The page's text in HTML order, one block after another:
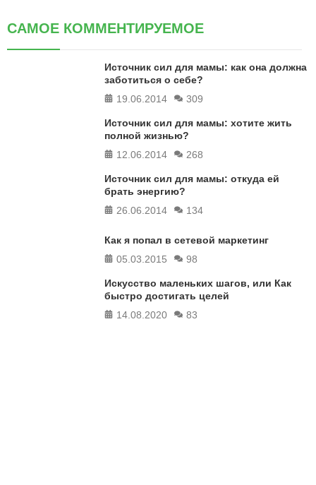
САМОЕ КОММЕНТИРУЕМОЕ
Источник сил для мамы: как она должна
заботиться о себе?
19.06.2014
309
Источник сил для мамы: хотите жить
полной жизнью?
12.06.2014
268
Источник сил для мамы: откуда ей
брать энергию?
26.06.2014
134
Как я попал в сетевой маркетинг
05.03.2015
98
Искусство маленьких шагов, или Как
быстро достигать целей
14.08.2020
83